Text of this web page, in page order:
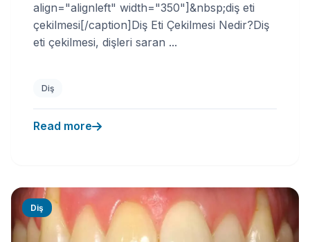
align="alignleft" width="350"]&nbsp;diş eti
çekilmesi[/caption]Diş Eti Çekilmesi Nedir?Diş
eti çekilmesi, dişleri saran ...
Diş
Read more
Diş